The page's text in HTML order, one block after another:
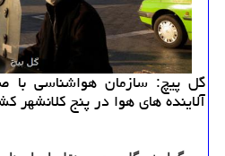
گل پیچ: سازمان هواشناسی با
آلاینده های هوا در پنج کلانشهر